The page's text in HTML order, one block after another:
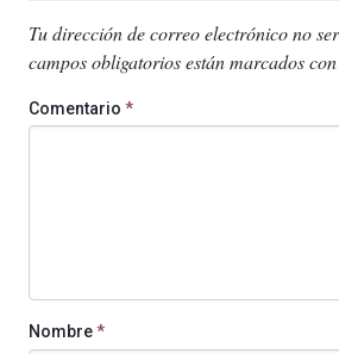
Tu dirección de correo electrónico no
campos obligatorios están marcados con
Comentario *
Nombre*